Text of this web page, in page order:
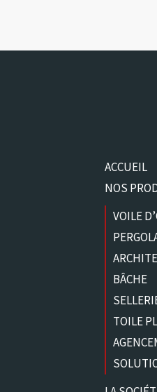
ACCUEIL
NOS
VOILE
BÂCHE
TOILE